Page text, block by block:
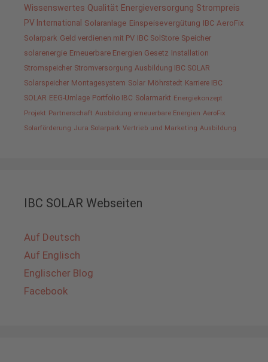
Wissenswertes Qualität Energieversorgung Strompreis
PV International Solaranlage Einspeisevergütung IBC AeroFix
Solarpark Geld verdienen mit PV IBC SolStore Speicher
solarenergie Erneuerbare Energien Gesetz Installation
Stromspeicher Stromversorgung Ausbildung IBC SOLAR
Solarspeicher Montagesystem Solar Möhrstedt Karriere IBC
SOLAR EEG-Umlage Portfolio IBC Solarmarkt Energiekonzept
Projekt Partnerschaft Ausbildung erneuerbare Energien AeroFix
Solarförderung Jura Solarpark Vertrieb und Marketing Ausbildung
IBC SOLAR Webseiten
Auf Deutsch
Auf Englisch
Englischer Blog
Facebook